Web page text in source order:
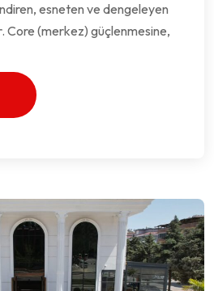
esneten ve dengeleyen
Core (merkez) güçlenmesine,